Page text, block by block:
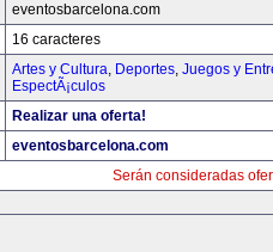
eventosbarcelona.com
16 caracteres
Artes y Cultura, Deportes, Juegos y
EspectÃ¡culos
Realizar una oferta!
eventosbarcelona.com
Serán consideradas